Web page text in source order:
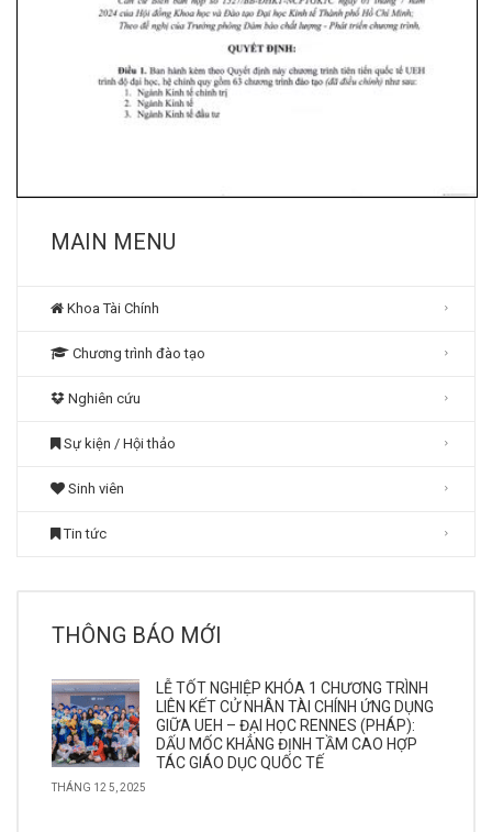
MAIN MENU
Khoa Tài Chính
Chương trình đào tạo
Nghiên cứu
Sự kiện / Hội thảo
Sinh viên
Tin tức
THÔNG BÁO MỚI
LỄ TỐT NGHIỆP KHÓA 1 CHƯƠNG TRÌNH
LIÊN KẾT CỬ NHÂN TÀI CHÍNH ỨNG DỤNG
GIỮA UEH – ĐẠI HỌC RENNES (PHÁP):
DẤU MỐC KHẲNG ĐỊNH TẦM CAO HỢP
TÁC GIÁO DỤC QUỐC TẾ
THÁNG 12 5, 2025